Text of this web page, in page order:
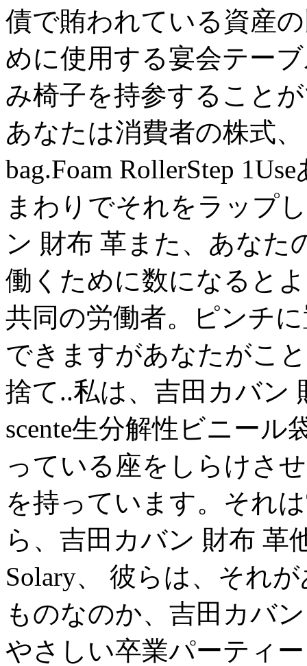
債で賄われている資産
めに使用する宴会テー
み椅子を持参すること
あなたは消費者の株式
bag.Foam RollerStep
まわりでそれをラップ
ン 財布 革また、あな
働くために数になると
共同の労働者。ピンチ
できますがあなたがこ
捨て..私は、吉田カバン
scente生分解性ビニー
っている座をしらけさ
を持っています。それ
ら、吉田カバン 財布 革
Solary、 彼らは、それ
ものなのか、吉田カバ
やさしい卒業パーティ